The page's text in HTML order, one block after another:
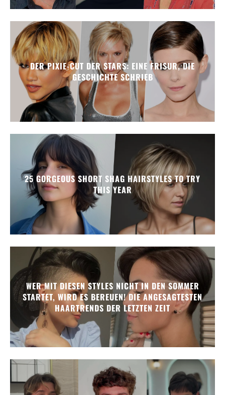
DER PIXIE-CUT DER STARS: EINE FRISUR, DIE
GESCHICHTE SCHRIEB
25 GORGEOUS SHORT SHAG HAIRSTYLES TO TRY
THIS YEAR
WER MIT DIESEN STYLES NICHT IN DEN SOMMER
STARTET, WIRD ES BEREUEN! DIE ANGESAGTESTEN
HAARTRENDS DER LETZTEN ZEIT